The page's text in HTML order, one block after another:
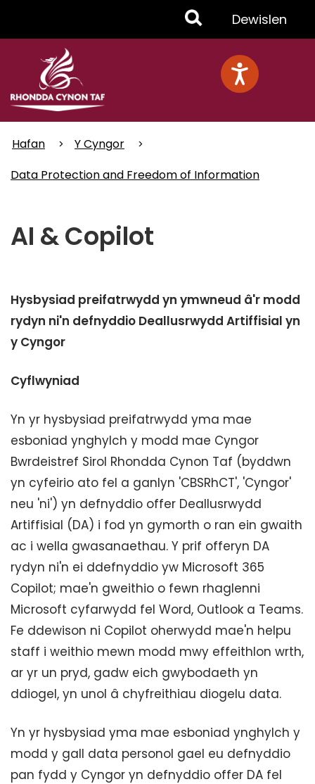
Toggle
Menu
Dewislen
Hafan
Y Cyngor
Data Protection and Freedom of Information
AI & Copilot
Hysbysiad preifatrwydd yn ymwneud â'r modd
rydyn ni'n defnyddio Deallusrwydd Artiffisial yn
y Cyngor
Cyflwyniad
Yn yr hysbysiad preifatrwydd yma mae
esboniad ynghylch y modd mae Cyngor
Bwrdeistref Sirol Rhondda Cynon Taf (byddwn
yn cyfeirio ato fel a ganlyn 'CBSRhCT', 'Cyngor'
neu 'ni') yn defnyddio offer Deallusrwydd
Artiffisial (DA) i fod yn gymorth o ran ein gwaith
ac i wella gwasanaethau. Y prif offeryn DA
rydyn ni'n ei ddefnyddio yw Microsoft 365
Copilot; mae'n gweithio o fewn rhaglenni
Microsoft cyfarwydd fel Word, Outlook a Teams.
Fe ddewison ni Copilot oherwydd mae'n helpu
staff i weithio mewn modd mwy effeithlon wrth,
ar yr un pryd, gadw eich gwybodaeth yn
ddiogel, yn unol â chyfreithiau diogelu data.
Yn yr hysbysiad yma mae esboniad ynghylch y
modd y gall data personol gael eu defnyddio
pan fydd y Cyngor yn defnyddio offer DA fel